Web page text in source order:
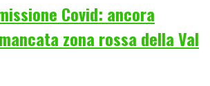
Covid: ancora
zona rossa della Val